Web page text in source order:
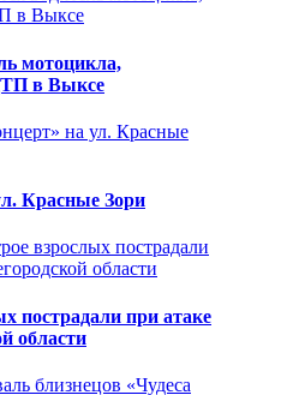
мотоцикла,
в Выксе
Красные Зори
пострадали при атаке
области